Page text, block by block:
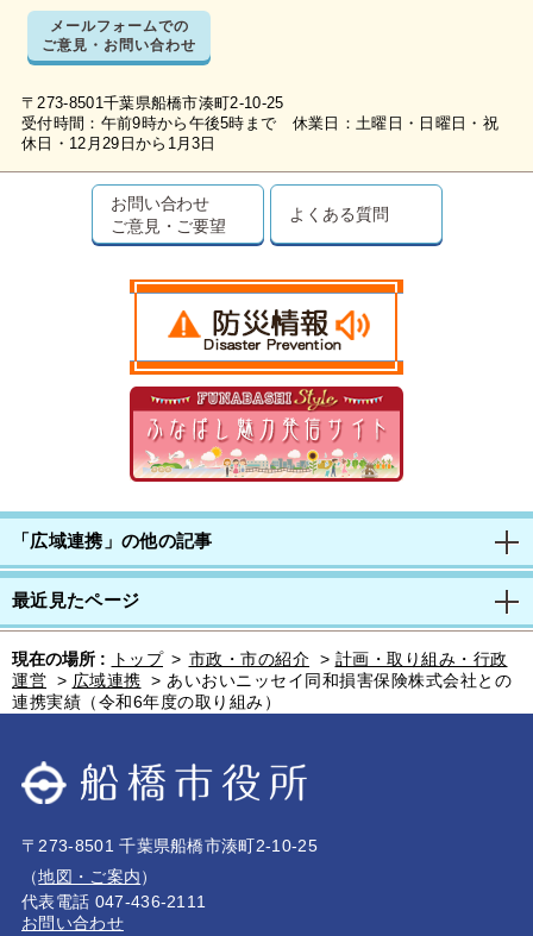
メールフォームでの
ご意見・お問い合わせ
〒273-8501千葉県船橋市湊町2-10-25
受付時間：午前9時から午後5時まで 休業日：土曜日・日曜日・祝
休日・12月29日から1月3日
お問い合わせ
ご意見・ご要望
よくある質問
「広域連携」の他の記事
最近見たページ
現在の場所 : トップ > 市政・市の紹介 > 計画・取り組み・行政
運営 > 広域連携 > あいおいニッセイ同和損害保険株式会社との
連携実績（令和6年度の取り組み）
〒273-8501 千葉県船橋市湊町2-10-25
（地図・ご案内）
代表電話 047-436-2111
お問い合わせ